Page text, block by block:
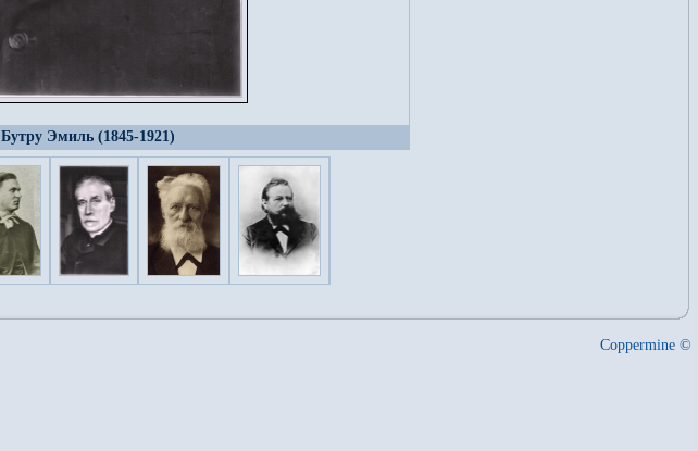
Бутру Эмиль (1845-1921)
Coppermine ©